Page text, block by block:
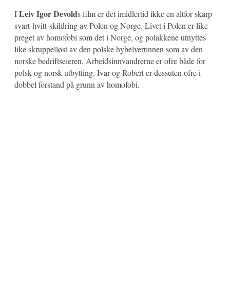
ILeiv Igor Devolds film er det imidlertid ikke en altfor skarp
svart-hvitt-skildring av Polen og Norge. Livet i Polen er like
preget av homofobi som det i Norge, og polakkene utnyttes
like skruppelløst av den polske hybelvertinnen som av den
norske bedriftseieren. Arbeidsinnvandrerne er ofre både for
polsk og norsk utbytting. Ivar og Robert er dessuten ofre i
dobbel forstand på grunn av homofobi.